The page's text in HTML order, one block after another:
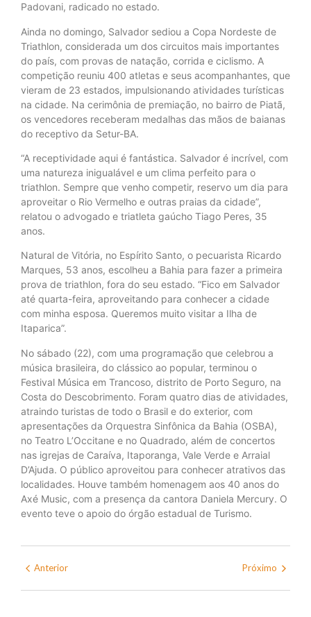
Padovani, radicado no estado.
Ainda no domingo, Salvador sediou a Copa Nordeste de
Triathlon, considerada um dos circuitos mais importantes
do país, com provas de natação, corrida e ciclismo. A
competição reuniu 400 atletas e seus acompanhantes, que
vieram de 23 estados, impulsionando atividades turísticas
na cidade. Na cerimônia de premiação, no bairro de Piatã,
os vencedores receberam medalhas das mãos de baianas
do receptivo da Setur-BA.
“A receptividade aqui é fantástica. Salvador é incrível, com
uma natureza inigualável e um clima perfeito para o
triathlon. Sempre que venho competir, reservo um dia para
aproveitar o Rio Vermelho e outras praias da cidade”,
relatou o advogado e triatleta gaúcho Tiago Peres, 35
anos.
Natural de Vitória, no Espírito Santo, o pecuarista Ricardo
Marques, 53 anos, escolheu a Bahia para fazer a primeira
prova de triathlon, fora do seu estado. “Fico em Salvador
até quarta-feira, aproveitando para conhecer a cidade
com minha esposa. Queremos muito visitar a Ilha de
Itaparica”.
No sábado (22), com uma programação que celebrou a
música brasileira, do clássico ao popular, terminou o
Festival Música em Trancoso, distrito de Porto Seguro, na
Costa do Descobrimento. Foram quatro dias de atividades,
atraindo turistas de todo o Brasil e do exterior, com
apresentações da Orquestra Sinfônica da Bahia (OSBA),
no Teatro L’Occitane e no Quadrado, além de concertos
nas igrejas de Caraíva, Itaporanga, Vale Verde e Arraial
D’Ajuda. O público aproveitou para conhecer atrativos das
localidades. Houve também homenagem aos 40 anos do
Axé Music, com a presença da cantora Daniela Mercury. O
evento teve o apoio do órgão estadual de Turismo.
Anterior Próximo